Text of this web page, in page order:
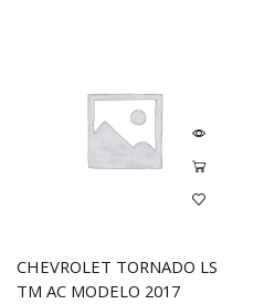
CHEVROLET TORNADO LS
TM AC MODELO 2017